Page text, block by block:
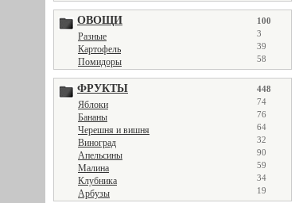
ОВОЩИ 100
Разные 3
Картофель 39
Помидоры 58
ФРУКТЫ 448
Яблоки 74
Бананы 76
Черешня и вишня 64
Виноград 32
Апельсины 90
Малина 59
Клубника 34
Арбузы 19